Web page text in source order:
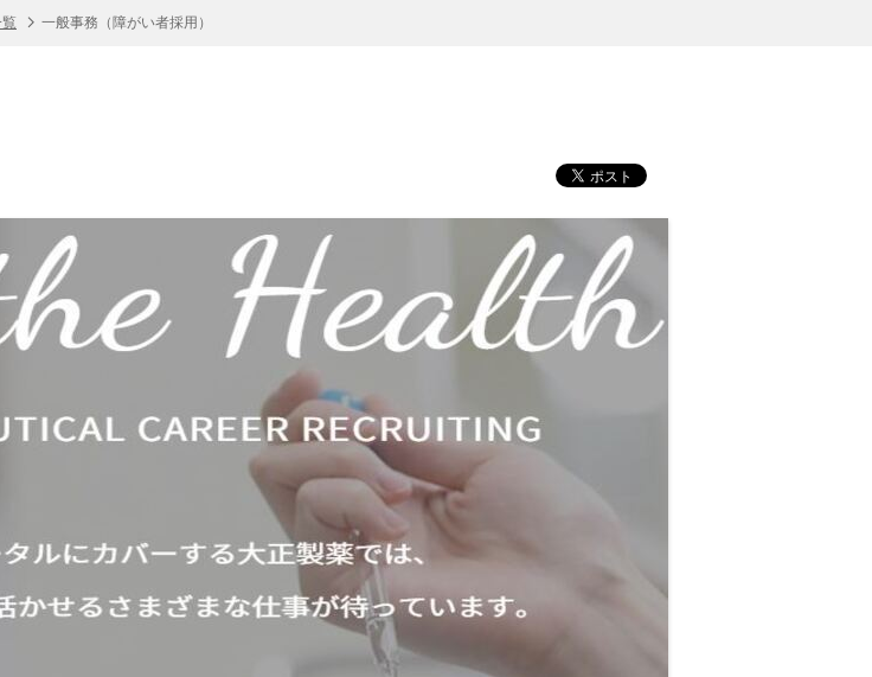
一般事務（障がい者採用）